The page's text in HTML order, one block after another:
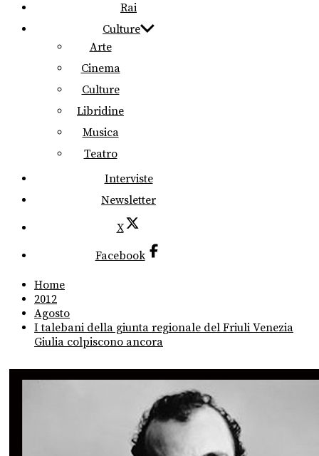
Rai
Culture
Arte
Cinema
Culture
Libridine
Musica
Teatro
Interviste
Newsletter
X
Facebook
Home
2012
Agosto
I talebani della giunta regionale del Friuli Venezia
Giulia colpiscono ancora